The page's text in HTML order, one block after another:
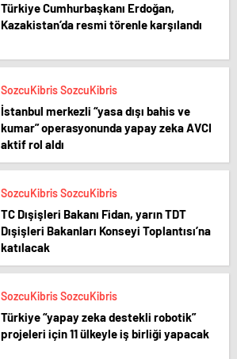
Türkiye Cumhurbaşkanı Erdoğan,
Kazakistan’da resmi törenle karşılandı
SozcuKibris SozcuKibris
İstanbul merkezli “yasa dışı bahis ve
kumar” operasyonunda yapay zeka AVCI
aktif rol aldı
SozcuKibris SozcuKibris
TC Dışişleri Bakanı Fidan, yarın TDT
Dışişleri Bakanları Konseyi Toplantısı’na
katılacak
SozcuKibris SozcuKibris
Türkiye “yapay zeka destekli robotik”
projeleri için 11 ülkeyle iş birliği yapacak